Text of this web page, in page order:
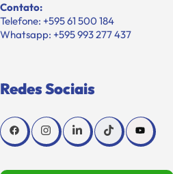
Contato:
Telefone: +595 61 500 184
Whatsapp: +595 993 277 437
Redes Sociais